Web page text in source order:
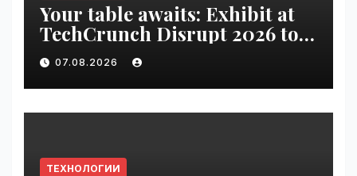
Your table awaits: Exhibit at
TechCrunch Disrupt 2026 to
be seen by thousands |
VseTime.ru
07.08.2026
ТЕХНОЛОГИИ